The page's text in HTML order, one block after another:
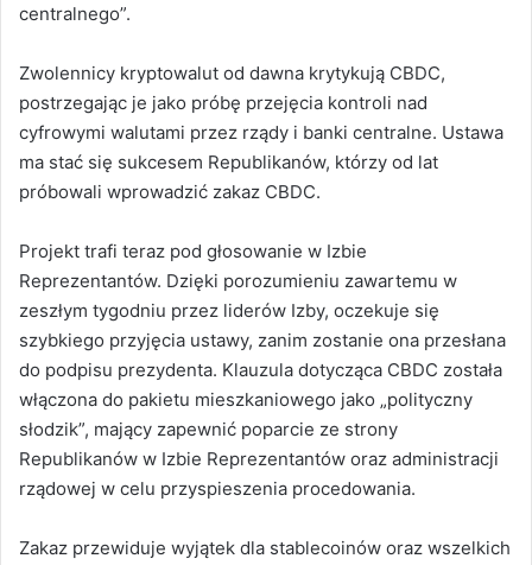
centralnego”.
Zwolennicy kryptowalut od dawna krytykują CBDC,
postrzegając je jako próbę przejęcia kontroli nad
cyfrowymi walutami przez rządy i banki centralne. Ustawa
ma stać się sukcesem Republikanów, którzy od lat
próbowali wprowadzić zakaz CBDC.
Projekt trafi teraz pod głosowanie w Izbie
Reprezentantów. Dzięki porozumieniu zawartemu w
zeszłym tygodniu przez liderów Izby, oczekuje się
szybkiego przyjęcia ustawy, zanim zostanie ona przesłana
do podpisu prezydenta. Klauzula dotycząca CBDC została
włączona do pakietu mieszkaniowego jako „polityczny
słodzik”, mający zapewnić poparcie ze strony
Republikanów w Izbie Reprezentantów oraz administracji
rządowej w celu przyspieszenia procedowania.
Zakaz przewiduje wyjątek dla stablecoinów oraz wszelkich